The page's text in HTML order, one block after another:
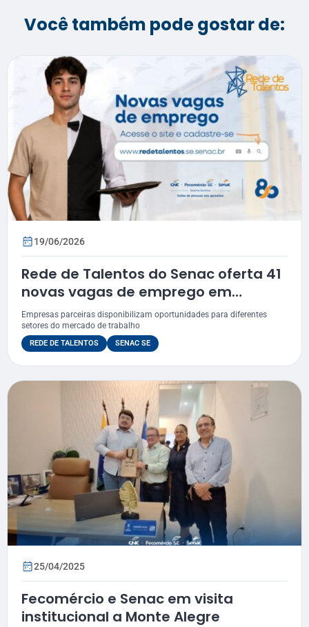
Você também pode gostar de:
19/06/2026
Rede de Talentos do Senac oferta 41
novas vagas de emprego em
Sergipe
Empresas parceiras disponibilizam oportunidades para diferentes
setores do mercado de trabalho
REDE DE TALENTOS SENAC SE
25/04/2025
Fecomércio e Senac em visita
institucional a Monte Alegre